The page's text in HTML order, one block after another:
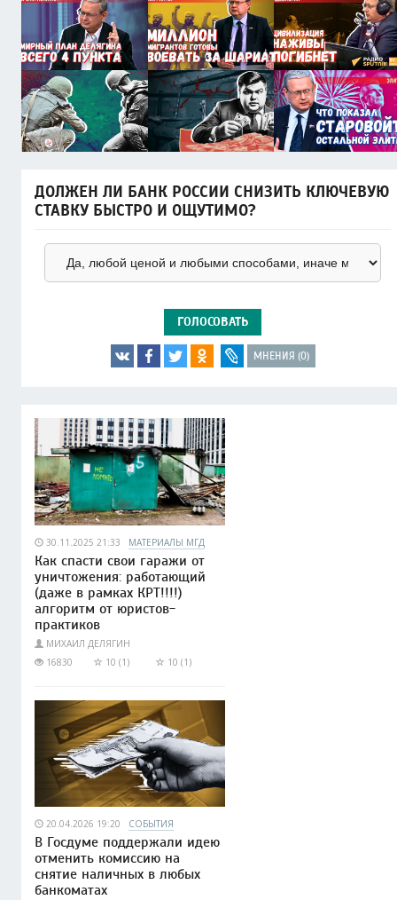
ДОЛЖЕН ЛИ БАНК РОССИИ СНИЗИТЬ КЛЮЧЕВУЮ
СТАВКУ БЫСТРО И ОЩУТИМО?
ГОЛОСОВАТЬ
МНЕНИЯ (0)
30.11.2025 21:33 МАТЕРИАЛЫ МГД
Как спасти свои гаражи от
уничтожения: работающий
(даже в рамках КРТ!!!!)
алгоритм от юристов-
практиков
МИХАИЛ ДЕЛЯГИН
16830
10 (1) 10 (1)
20.04.2026 19:20 СОБЫТИЯ
В Госдуме поддержали идею
отменить комиссию на
снятие наличных в любых
банкоматах